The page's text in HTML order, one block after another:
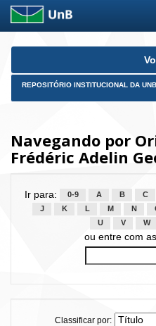
Skip
REPOSITÓRIO INSTITUCIONAL DA UNB
Navegando por
Frédéric Adelin
Ir para: 0-9 A B C
J
K L M N
U
V W
ou entre com
Classificar por: